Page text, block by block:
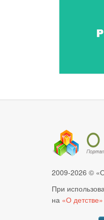
2009-2026 ©
При
на «О детстве»